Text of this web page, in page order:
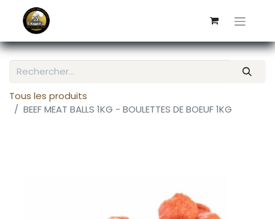
Tous les produits
BEEF MEAT BALLS 1KG - BOULETTES DE BOEUF 1KG